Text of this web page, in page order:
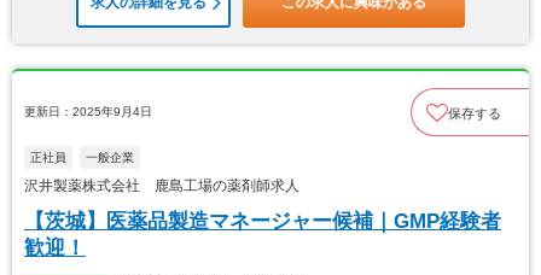
更新日：2025年9月4日 保存する
正社員 一般企業
沢井製薬株式会社 鹿島工場の薬剤師求人
【茨城】医薬品製造マネージャー候補｜GMP経験者
歓迎！